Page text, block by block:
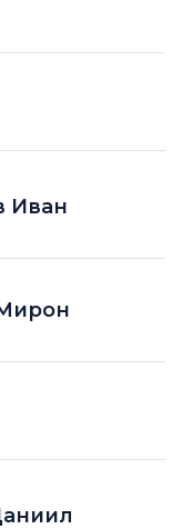
на одного
на двух
Иван